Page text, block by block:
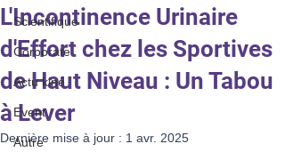
Scientifique
Corporate
Actu kiné
Event
Autre
L'Incontinence Urinaire
d'Effort chez les Sportives
de Haut Niveau : Un Tabou
à Lever
Dernière mise à jour : 1 avr. 2025